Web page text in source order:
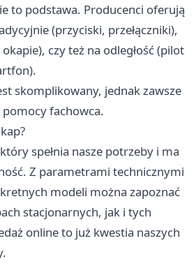
to podstawa. Producenci oferują
(przyciski, przełączniki),
czy też na odległość (pilot
skomplikowany, jednak zawsze
fachowca.
spełnia nasze potrzeby i ma
Z parametrami technicznymi
modeli można zapoznać
stacjonarnych, jak i tych
online to już kwestia naszych